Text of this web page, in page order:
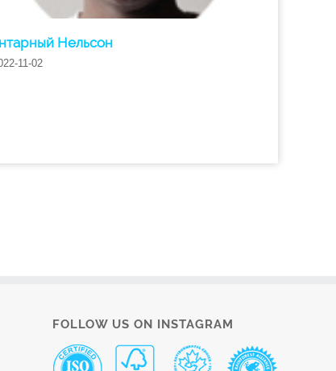
Нельсон
11-02
FOLLOW US ON INSTAGRAM